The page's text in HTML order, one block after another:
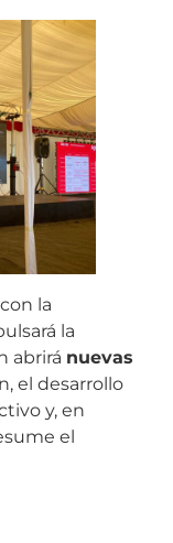
la
la
abrirá nuevas
el desarrollo
y, en
el